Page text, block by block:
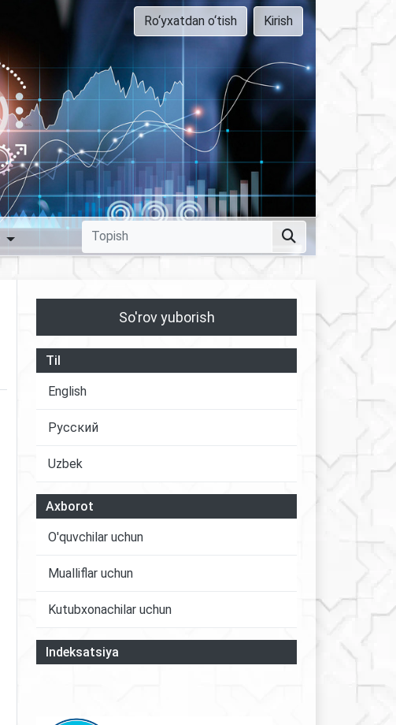
Ro‘yxatdan o‘tish Kirish
So'rov yuborish
Til
English
Русский
Uzbek
Axborot
O'quvchilar uchun
Mualliflar uchun
Kutubxonachilar uchun
Indeksatsiya